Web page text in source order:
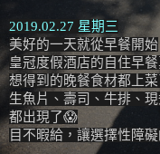
2019.02.27 星期三
美好的一天就從早餐開始
皇冠度假酒店的自住早
想得到的晚餐食材都上菜
生魚片、壽司、牛排、
都出現了😱
目不暇給，讓選擇性障